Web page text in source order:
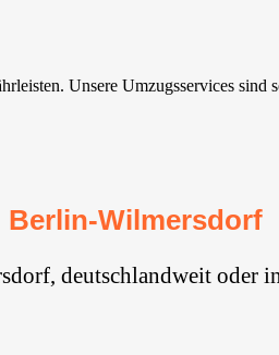
Unsere Umzugsservices sind
Berlin-Wilmersdorf
deutschlandweit oder